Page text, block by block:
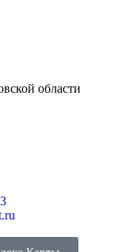
области